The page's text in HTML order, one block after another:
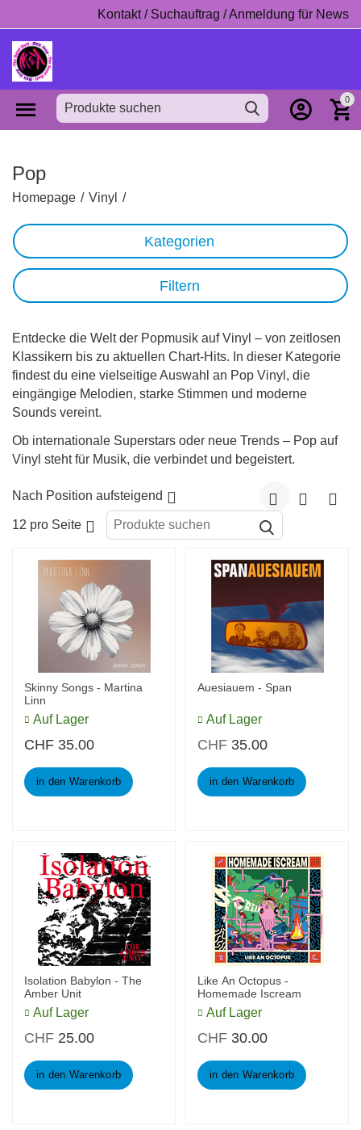
Kontakt / Suchauftrag / Anmeldung für News
0
Pop
Homepage / Vinyl /
Kategorien
Filtern
Entdecke die Welt der Popmusik auf Vinyl – von zeitlosen
Klassikern bis zu aktuellen Chart-Hits. In dieser Kategorie
findest du eine vielseitige Auswahl an Pop Vinyl, die
eingängige Melodien, starke Stimmen und moderne
Sounds vereint.
Ob internationale Superstars oder neue Trends – Pop auf
Vinyl steht für Musik, die verbindet und begeistert.
Nach Position aufsteigend
12 pro Seite
Skinny Songs - Martina
Linn
Auf Lager
CHF 35.00
in den Warenkorb
Auesiauem - Span
Auf Lager
CHF 35.00
in den Warenkorb
Isolation Babylon - The
Amber Unit
Auf Lager
CHF 25.00
in den Warenkorb
Like An Octopus -
Homemade Iscream
Auf Lager
CHF 30.00
in den Warenkorb